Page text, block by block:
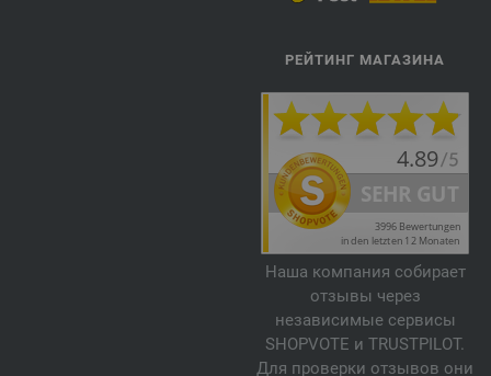
РЕЙТИНГ МАГАЗИНА
Наша компания собирает
отзывы через
независимые сервисы
SHOPVOTE и TRUSTPILOT.
Для проверки отзывов они